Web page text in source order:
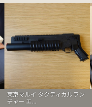
東京マルイ タクティカルラン
チャー エ...